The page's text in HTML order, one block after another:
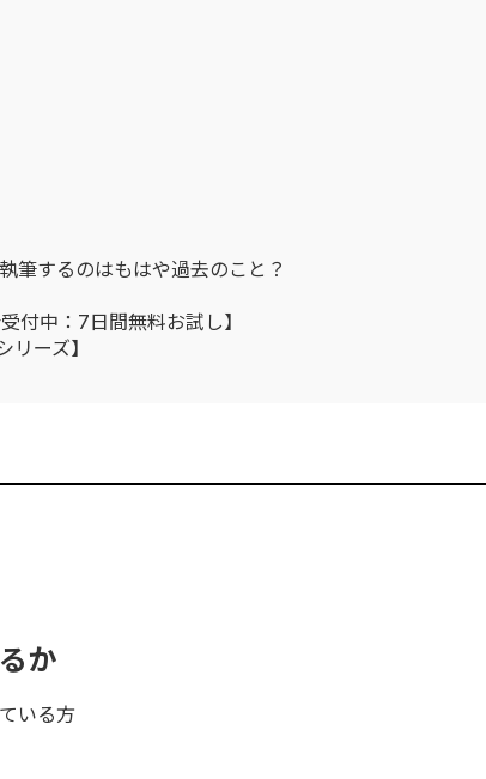
筆するのはもはや過去のこと？
付中：7日間無料お試し】
ーズ】
か
いる方